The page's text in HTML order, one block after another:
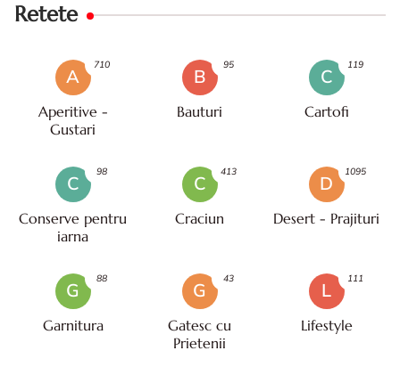
Retete
A
Aperitive -
Gustari
710
B
Bauturi
95
C
Cartofi
119
C
Conserve pentru
iarna
98
C
Craciun
413
D
Desert - Prajituri
1095
G
Garnitura
88
G
Gatesc cu
Prietenii
43
L
Lifestyle
111